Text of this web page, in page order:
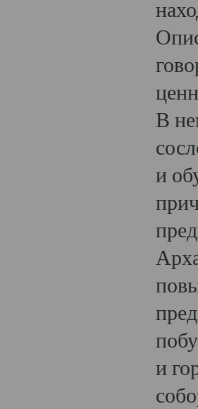
В
и
и